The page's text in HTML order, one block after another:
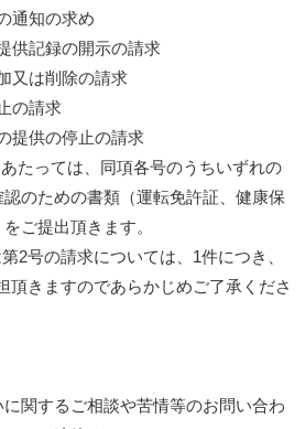
通知の求め
供記録の開示の請求
又は削除の請求
の請求
提供の停止の請求
たっては、同項各号のうちいずれの
のための書類（運転免許証、健康保
ご提出頂きます。
2号の請求については、1件につき、
頂きますのであらかじめご了承くださ
関するご相談や苦情等のお問い合わ